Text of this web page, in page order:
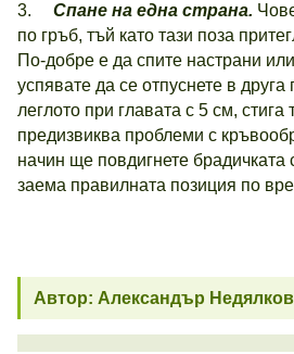
3. Спане на една страна.
по гръб, тъй като тази поза
По-добре е да спите настрани
успявате да се отпуснете в друга
леглото при главата с 5 см, стига
предизвиква проблеми с
начин ще повдигнете брадичката
заема правилната позиция по
Автор: Александър Недялков